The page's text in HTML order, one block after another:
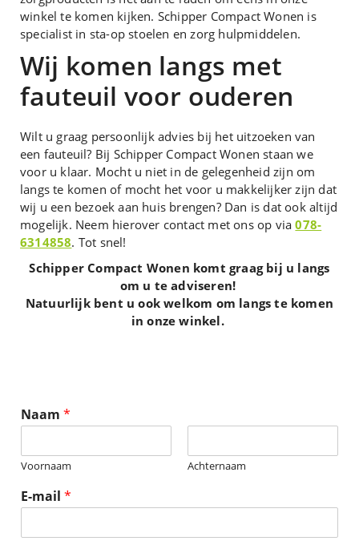
winkel te komen kijken. Schipper Compact Wonen is
specialist in sta-op stoelen en zorg hulpmiddelen.
Wij komen langs met
fauteuil voor ouderen
Wilt u graag persoonlijk advies bij het uitzoeken van
een fauteuil? Bij Schipper Compact Wonen staan we
voor u klaar. Mocht u niet in de gelegenheid zijn om
langs te komen of mocht het voor u makkelijker zijn dat
wij u een bezoek aan huis brengen? Dan is dat ook altijd
mogelijk. Neem hierover contact met ons op via078-
6314858. Tot snel!
Schipper Compact Wonen komt graag bij u langs
om u te adviseren!
Natuurlijk bent u ook welkom om langs te komen
in onze winkel.
Naam *
Voornaam Achternaam
E-mail *